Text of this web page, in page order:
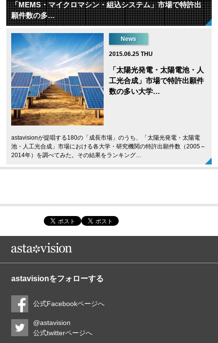
「MEMS・マイクロマシン・組込システム」市場で特許出
願件数の多…
News
2015.06.25 THU
「太陽光発電・太陽電池・人
工光合成」市場で特許出願件
数の多い大学…
astavisionが提唱する180の「成長市場」のうち、「太陽光発電・太陽電
池・人工光合成」市場における各大学・研究機関の特許出願件数（2005～
2014年）を調べてみた。その結果をランキング…
astavisionをフォローする
公式Facebookページへ
@astavision
公式twitterページへ